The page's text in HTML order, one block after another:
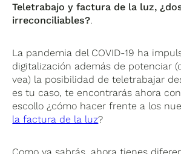
Teletrabajo y factura de la luz,
irreconciliables?.
La pandemia del COVID-19 ha
digitalización además de potenciar
vea) la posibilidad de teletrabajar
es tu caso, te encontrarás ahora
escollo ¿cómo hacer frente a los
la factura de la luz?
Como ya sabrás, ahora tienes